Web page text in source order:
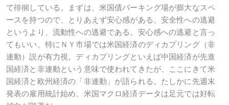
て徘徊している。まずは、米国債パーキング場が膨大なスペ
ースを持つので、とりあえず安心感がある。安全性への逃避
というより、流動性への逃避である。安心感への逃避と言っ
てもいい。特にＮＹ市場では米国経済のディカプリング（非
連動）説が有力視。ディカプリングといえば中国経済が先進
国経済と非連動という意味で使われてきたが、ここにきて米
国経済と欧州経済の「非連動」が語られる。たしかに先週末
発表の雇用統計始め、米国マクロ経済データは足元では好転